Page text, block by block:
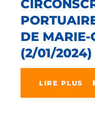
DE MARIE-
(2/01/2024)
LIRE PLUS